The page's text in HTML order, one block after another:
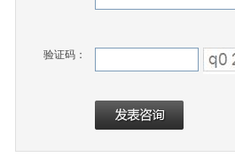
验证码：